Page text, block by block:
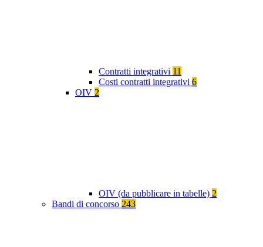
Contratti integrativi 11
Costi contratti integrativi 6
OIV 2
OIV (da pubblicare in tabelle) 2
Bandi di concorso 243